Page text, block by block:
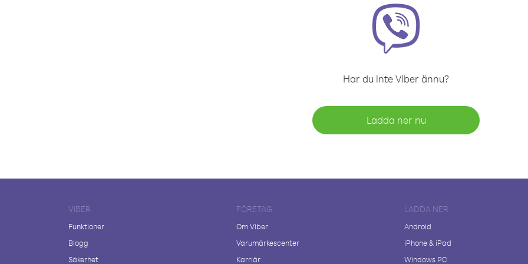
Har du inte Viber ännu?
Ladda ner nu
VIBER
Funktioner
Blogg
Säkerhet
FÖRETAG
Om Viber
Varumärkescenter
Karriär
LADDA NER
Android
iPhone & iPad
Windows PC